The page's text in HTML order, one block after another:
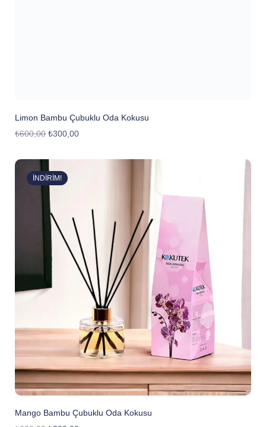
Limon Bambu Çubuklu Oda Kokusu
₺600,00 ₺300,00
İNDIRIM!
Mango Bambu Çubuklu Oda Kokusu